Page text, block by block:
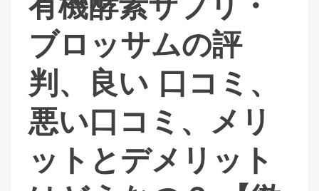
ブロッサムの評
判、良い 口コミ、
悪い口コミ、メリ
ットとデメリット